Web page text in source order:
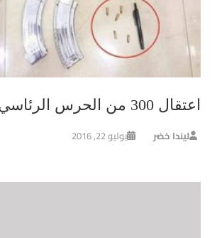
اعتقال 300 من الحرس الرئاسي في تركيا
ليندا خضر يوليو 22, 2016